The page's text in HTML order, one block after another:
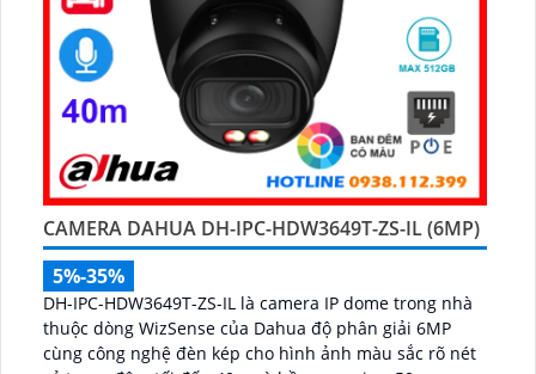
CAMERA DAHUA DH-IPC-HDW3649T-ZS-IL (6MP)
5%-35%
DH-IPC-HDW3649T-ZS-IL là camera IP dome trong nhà
thuộc dòng WizSense của Dahua độ phân giải 6MP
cùng công nghệ đèn kép cho hình ảnh màu sắc rõ nét